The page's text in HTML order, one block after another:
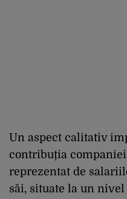
Un aspect calitativ
contribuția
reprezentat de
săi, situate la un